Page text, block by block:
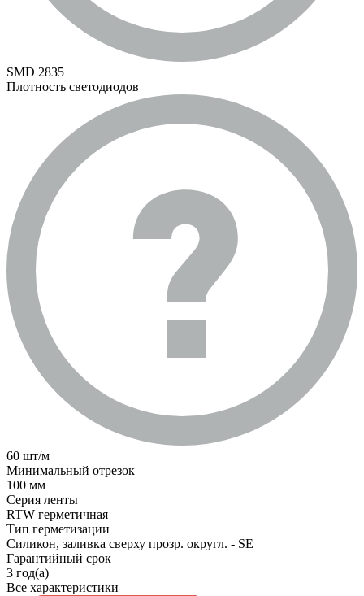
SMD 2835
Плотность светодиодов
60 шт/м
Минимальный отрезок
100 мм
Серия ленты
RTW герметичная
Тип герметизации
Силикон, заливка сверху прозр. округл. - SE
Гарантийный срок
3 год(а)
Все характеристики